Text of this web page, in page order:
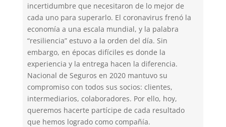
incertidumbre que necesitaron de lo mejor de
cada uno para superarlo. El coronavirus frenó la
economía a una escala mundial, y la palabra
“resiliencia” estuvo a la orden del día. Sin
embargo, en épocas difíciles es donde la
experiencia y la entrega hacen la diferencia.
Nacional de Seguros en 2020 mantuvo su
compromiso con todos sus socios: clientes,
intermediarios, colaboradores. Por ello, hoy,
queremos hacerte partícipe de cada resultado
que hemos logrado como compañía.